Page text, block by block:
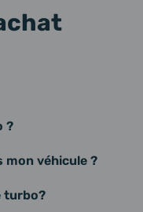
?
mon véhicule ?
turbo?